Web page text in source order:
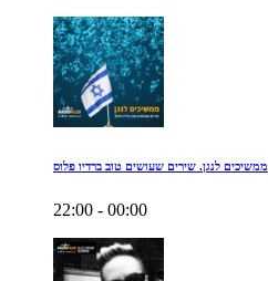
ממשיכים לנגן. שירים שעושים טוב ברדיו פלוס
22:00 - 00:00